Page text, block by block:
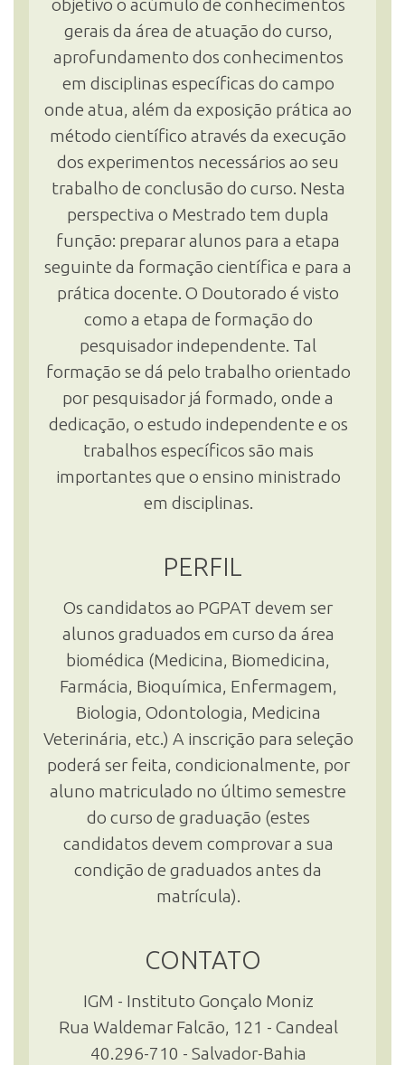
objetivo o acúmulo de conhecimentos
gerais da área de atuação do curso,
aprofundamento dos conhecimentos
em disciplinas específicas do campo
onde atua, além da exposição prática ao
método científico através da execução
dos experimentos necessários ao seu
trabalho de conclusão do curso. Nesta
perspectiva o Mestrado tem dupla
função: preparar alunos para a etapa
seguinte da formação científica e para a
prática docente. O Doutorado é visto
como a etapa de formação do
pesquisador independente. Tal
formação se dá pelo trabalho orientado
por pesquisador já formado, onde a
dedicação, o estudo independente e os
trabalhos específicos são mais
importantes que o ensino ministrado
em disciplinas.
PERFIL
Os candidatos ao PGPAT devem ser
alunos graduados em curso da área
biomédica (Medicina, Biomedicina,
Farmácia, Bioquímica, Enfermagem,
Biologia, Odontologia, Medicina
Veterinária, etc.) A inscrição para seleção
poderá ser feita, condicionalmente, por
aluno matriculado no último semestre
do curso de graduação (estes
candidatos devem comprovar a sua
condição de graduados antes da
matrícula).
CONTATO
IGM - Instituto Gonçalo Moniz
Rua Waldemar Falcão, 121 - Candeal
40.296-710 - Salvador-Bahia